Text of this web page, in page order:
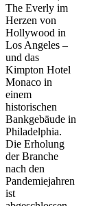
The Everly im
Herzen von
Hollywood in
Los Angeles –
und das
Kimpton Hotel
Monaco in
einem
historischen
Bankgebäude in
Philadelphia.
Die Erholung
der Branche
nach den
Pandemiejahren
ist